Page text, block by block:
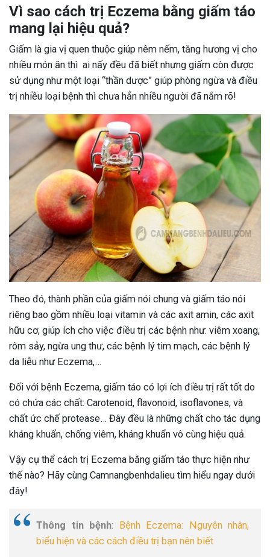
Vì sao cách trị Eczema bằng giấm táo
mang lại hiệu quả?
Giấm là gia vị quen thuộc giúp nêm nếm, tăng hương vị cho
nhiều món ăn thì ai nấy đều đã biết nhưng giấm còn được
sử dụng như một loại “thần dược” giúp phòng ngừa và điều
trị nhiều loại bệnh thì chưa hẳn nhiều người đã nắm rõ!
Theo đó, thành phần của giấm nói chung và giấm táo nói
riêng bao gồm nhiều loại vitamin và các axit amin, các axit
hữu cơ, giúp ích cho việc điều trị các bệnh như: viêm xoang,
rôm sảy, ngừa ung thư, các bệnh lý tim mạch, các bệnh lý
da liễu như Eczema,…
Đối với bệnh Eczema, giấm táo có lợi ích điều trị rất tốt do
có chứa các chất: Carotenoid, flavonoid, isoflavones, và
chất ức chế protease… Đây đều là những chất cho tác dụng
kháng khuẩn, chống viêm, kháng khuẩn vô cùng hiệu quả.
Vậy cụ thể cách trị Eczema bằng giấm táo thực hiện như
thế nào? Hãy cùng Camnangbenhdalieu tìm hiểu ngay dưới
đây!
Thông tin bệnh:
Bệnh Eczema: Nguyên nhân,
biểu hiện và các cách điều trị bạn nên biết